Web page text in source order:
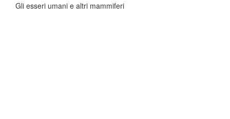
Gli esseri umani e altri mammiferi